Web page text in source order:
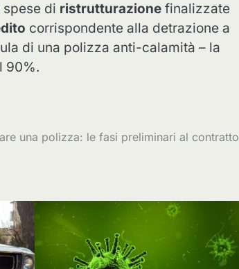
spese di ristrutturazione finalizzate
corrispondente alla detrazione a
di una polizza anti-calamità – la
90%.
una polizza: le fasi preliminari al contratto